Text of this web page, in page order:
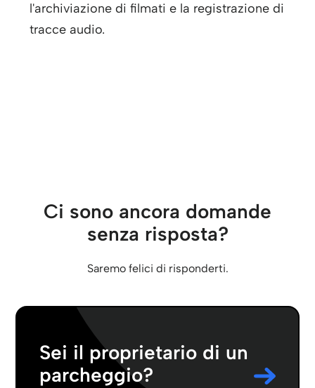
l'archiviazione di filmati e la registrazione di
tracce audio.
Ci sono ancora domande
senza risposta?
Saremo felici di risponderti.
Sei il proprietario di un
parcheggio?